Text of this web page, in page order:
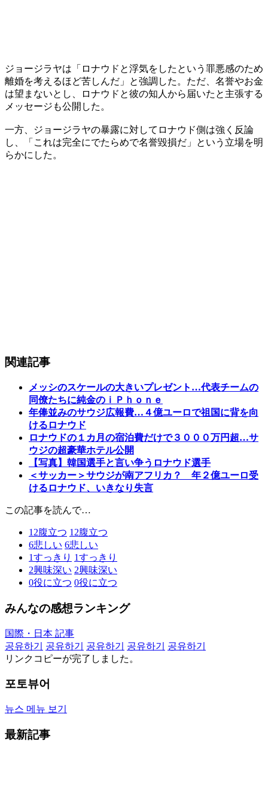
ジョージラヤは「ロナウドと浮気をしたという罪悪感のため
離婚を考えるほど苦しんだ」と強調した。ただ、名誉やお金
は望まないとし、ロナウドと彼の知人から届いたと主張する
メッセージも公開した。
一方、ジョージラヤの暴露に対してロナウド側は強く反論
し、「これは完全にでたらめで名誉毀損だ」という立場を明
らかにした。
関連記事
メッシのスケールの大きいプレゼント…代表チームの
同僚たちに純金のｉＰｈｏｎｅ
年俸並みのサウジ広報費…４億ユーロで祖国に背を向
けるロナウド
ロナウドの１カ月の宿泊費だけで３０００万円超…サ
ウジの超豪華ホテル公開
【写真】韓国選手と言い争うロナウド選手
＜サッカー＞サウジが南アフリカ？ 年２億ユーロ受
けるロナウド、いきなり失言
この記事を読んで…
12腹立つ 12腹立つ
6悲しい 6悲しい
1すっきり 1すっきり
2興味深い 2興味深い
0役に立つ 0役に立つ
みんなの感想ランキング
国際・日本 記事
공유하기
공유하기 공유하기 공유하기
공유하기
リンクコピーが完了しました。
포토뷰어
뉴스 메뉴 보기
最新記事